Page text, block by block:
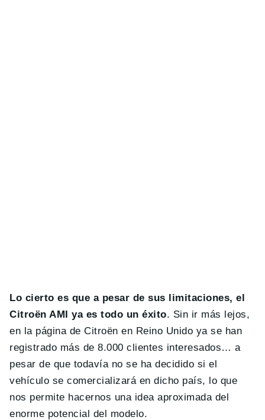
Lo cierto es que a pesar de sus limitaciones, el
Citroën AMI ya es todo un éxito. Sin ir más lejos,
en la página de Citroën en Reino Unido ya se han
registrado más de 8.000 clientes interesados… a
pesar de que todavía no se ha decidido si el
vehículo se comercializará en dicho país, lo que
nos permite hacernos una idea aproximada del
enorme potencial del modelo.